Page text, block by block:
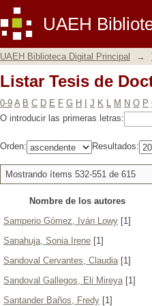
UAEH
Listar Tesis de
UAEH Biblioteca Digital Principal →
Listar Tesis de
0-9 A B C D E F G H J K L M N O P
O introducir las primeras letras:
Orden: Resultados:
Mostrando ítems 532-551 de 615
Nombre de los autores
Samperio Gómez, Iván Lowy [1]
Sanahuja, Sonia Irene [1]
Sandoval Cervantes, Claudia[1]
Sandoval Gallegos, Eli Mireya[1]
Santander Baños, Fredy [1]